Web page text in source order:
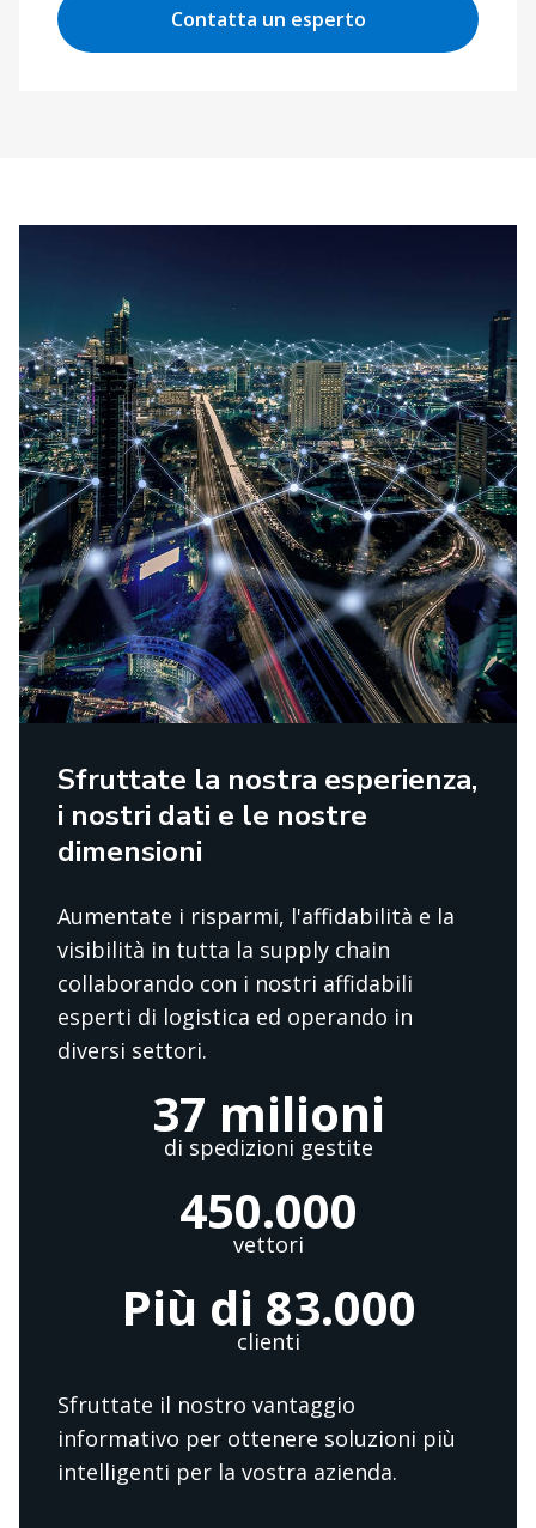
Contatta un esperto
Sfruttate la nostra esperienza,
i nostri dati e le nostre
dimensioni
Aumentate i risparmi, l'affidabilità e la
visibilità in tutta la supply chain
collaborando con i nostri affidabili
esperti di logistica ed operando in
diversi settori.
37 milioni
di spedizioni gestite
450.000
vettori
Più di 83.000
clienti
Sfruttate il nostro vantaggio
informativo per ottenere soluzioni più
intelligenti per la vostra azienda.